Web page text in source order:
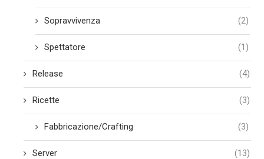
Sopravvivenza (2)
Spettatore (1)
Release (4)
Ricette (3)
Fabbricazione/Crafting (3)
Server (13)